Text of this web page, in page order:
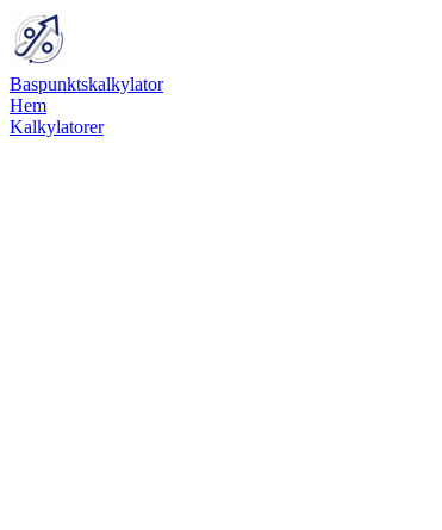
Baspunktskalkylator
Hem
Kalkylatorer